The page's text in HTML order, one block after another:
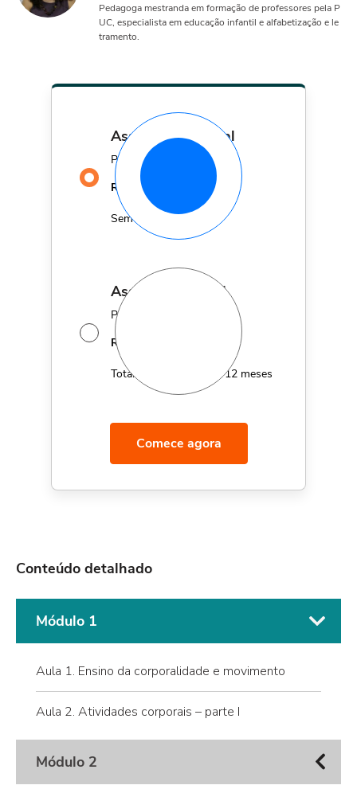
Pedagoga mestranda em formação de professores pela P
UC, especialista em educação infantil e alfabetização e le
tramento.
assinatura mensal
Por apenas
R$
29,90 MÊS
Sem fidelidade
assinatura anual
Por apenas 12x de
R$
MÊS
Total de R$179,40 por 12 meses
Comece agora
Conteúdo detalhado
Módulo 1
Aula 1. Ensino da corporalidade e movimento
Aula 2. Atividades corporais – parte I
Módulo 2